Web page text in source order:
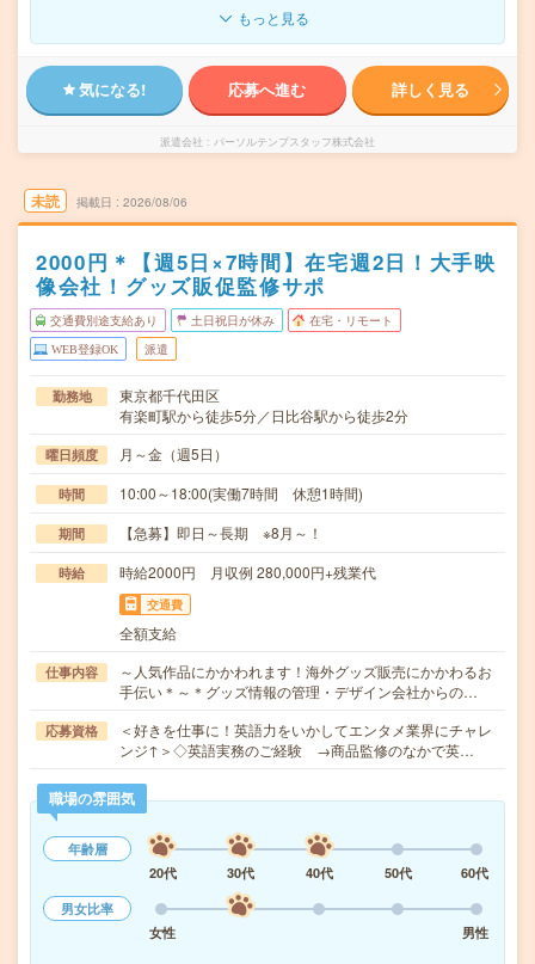
もっと見る
気になる! 応募へ進む 詳しく見る
派遣会社 パーソルテンプスタッフ株式会社
未読 掲載日 2026/08/06
2000円＊【週5日×7時間】在宅週2日！大手映
像会社！グッズ販促監修サポ
交通費別途支給あり 土日祝日が休み 在宅・リモート
WEB登録OK 派遣
勤務地
東京都千代田区
有楽町駅から徒歩5分／日比谷駅から徒歩2分
曜日頻度 月～金（週5日）
時間 10:00～18:00(実働7時間 休憩1時間)
期間 【急募】即日～長期 ※8月～！
時給 時給2000円 月収例 280,000円+残業代
交通費
全額支給
仕事内容
～人気作品にかかわれます！海外グッズ販売にかかわるお
手伝い＊～＊グッズ情報の管理・デザイン会社からの…
応募資格
＜好きを仕事に！英語力をいかしてエンタメ業界にチャレ
ンジ↑＞◇英語実務のご経験 →商品監修のなかで英…
職場の雰囲気
年齢層
20代
30代 40代 50代
60代
男女比率
女性
男性